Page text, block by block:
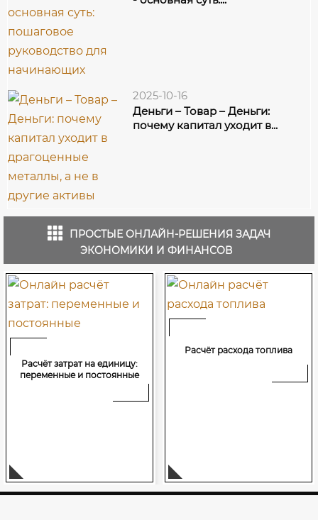
2025-10-16
Деньги – Товар – Деньги:
почему капитал уходит в...
ПРОСТЫЕ ОНЛАЙН-РЕШЕНИЯ ЗАДАЧ
ЭКОНОМИКИ И ФИНАНСОВ
Расчёт затрат на единицу:
переменные и постоянные
Расчёт расхода топлива